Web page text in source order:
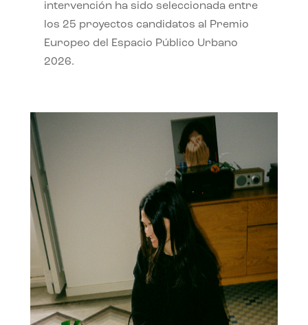
intervención ha sido seleccionada entre
los 25 proyectos candidatos al Premio
Europeo del Espacio Público Urbano
2026.